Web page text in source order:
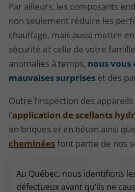
Par ailleurs, les composants
non seulement réduire les
chauffage, mais aussi mettre
sécurité et celle de votre
anomalies à temps, nous vous
mauvaises surprises et des
Outre l’inspection des
l’application de scellants
en briques et en béton ainsi
cheminéesfont partie de nos
Au Québec, nous identifions
défectueux avant qu’ils ne